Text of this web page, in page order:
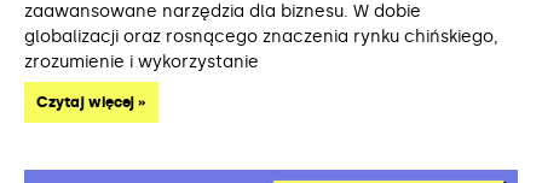
zaawansowane narzędzia dla biznesu. W dobie
globalizacji oraz rosnącego znaczenia rynku chińskiego,
zrozumienie i wykorzystanie
Czytaj więcej »